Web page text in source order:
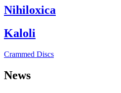
Nihiloxica
Kaloli
Crammed Discs
News